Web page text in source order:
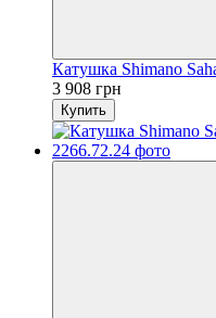
Катушка Shimano
3 908 грн
Купить